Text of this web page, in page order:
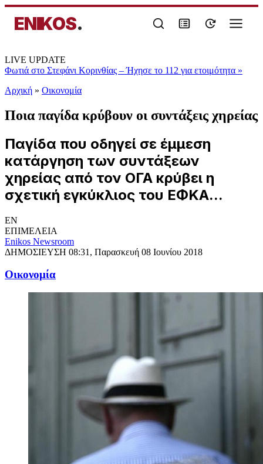
ENIKOS.
LIVE UPDATE
Φωτιά στο Στεφάνι Κορινθίας – Ήχησε το 112 για ετοιμότητα »
Αρχική » Oικονομία
Ποια παγίδα κρύβουν οι συντάξεις χηρείας
Παγίδα που οδηγεί σε έμμεση
κατάργηση των συντάξεων
χηρείας από τον ΟΓΑ κρύβει η
σχετική εγκύκλιος του ΕΦΚΑ...
EN
ΕΠΙΜΕΛΕΙΑ
Enikos Newsroom
ΔΗΜΟΣΙΕΥΣΗ 08:31, Παρασκευή 08 Ιουνίου 2018
Oικονομία